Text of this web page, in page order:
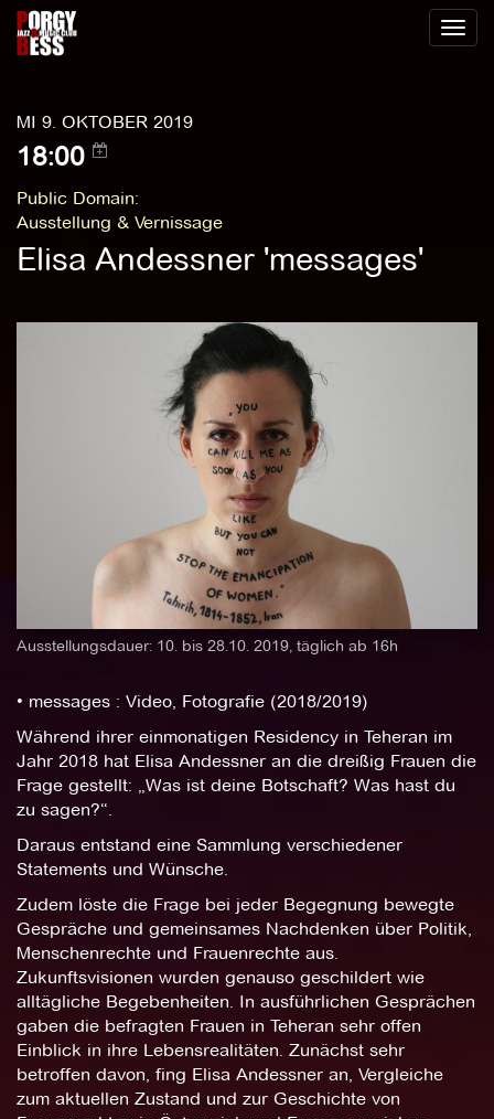
Toggle
MI 9. OKTOBER 2019
18:00
Public Domain:
Ausstellung & Vernissage
Elisa Andessner 'messages'
Ausstellungsdauer: 10. bis 28.10. 2019, täglich ab 16h
• messages : Video, Fotografie (2018/2019)
Während ihrer einmonatigen Residency in Teheran im
Jahr 2018 hat Elisa Andessner an die dreißig Frauen die
Frage gestellt: „Was ist deine Botschaft? Was hast du
zu sagen?“.
Daraus entstand eine Sammlung verschiedener
Statements und Wünsche.
Zudem löste die Frage bei jeder Begegnung bewegte
Gespräche und gemeinsames Nachdenken über Politik,
Menschenrechte und Frauenrechte aus.
Zukunftsvisionen wurden genauso geschildert wie
alltägliche Begebenheiten. In ausführlichen Gesprächen
gaben die befragten Frauen in Teheran sehr offen
Einblick in ihre Lebensrealitäten. Zunächst sehr
betroffen davon, fing Elisa Andessner an, Vergleiche
zum aktuellen Zustand und zur Geschichte von